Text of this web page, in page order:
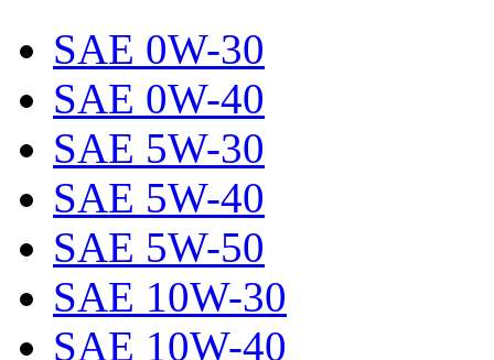
SAE 0W-30
SAE 0W-40
SAE 5W-30
SAE 5W-40
SAE 5W-50
SAE 10W-30
SAE 10W-40